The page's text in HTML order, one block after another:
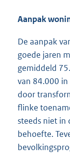
Aanpak
De aanpak
goede jaren
gemiddeld
van 84.000
door
flinke
steeds niet in
behoefte.